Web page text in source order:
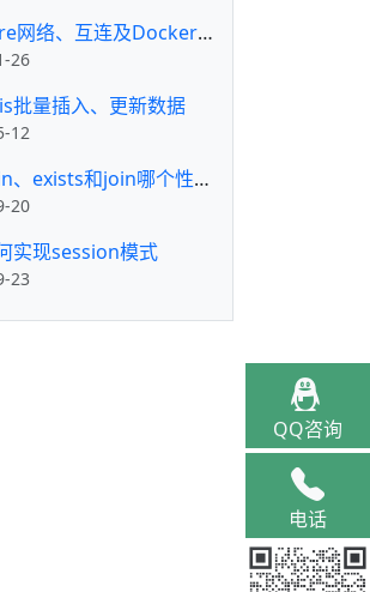
VMware网络、互连及Docker代理问题
26
批量插入、更新数据
12
SQL的in、exists和join哪个性能好？结果你可能不敢信
20
实现session模式
23
QQ咨询
电话